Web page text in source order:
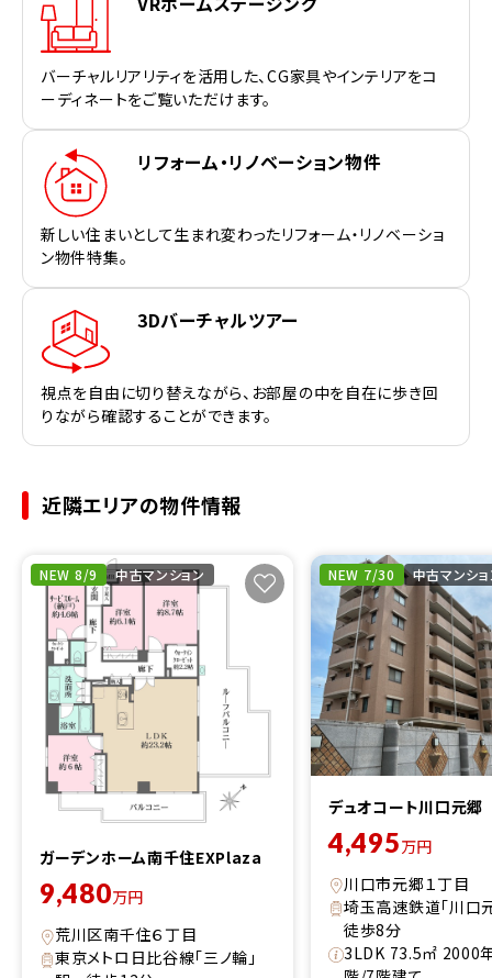
バーチャルリアリティを活用した、CG家具やインテリアをコ
ーディネートをご覧いただけます。
リフォーム・リノベーション物件
新しい住まいとして生まれ変わったリフォーム・リノベーショ
ン物件特集。
3Dバーチャルツアー
視点を自由に切り替えながら、お部屋の中を自在に歩き回
りながら確認することができます。
近隣エリアの物件情報
NEW 8/9 中古マンション
ガーデンホーム南千住EXPlaza
9,480万円
荒川区南千住６丁目
東京メトロ日比谷線「三ノ輪」
NEW 7/30 中古マンシ
デュオコート川口元郷
4,495万円
川口市元郷１丁目
埼玉高速鉄道「川
徒歩8分
3LDK 73.5㎡ 2000